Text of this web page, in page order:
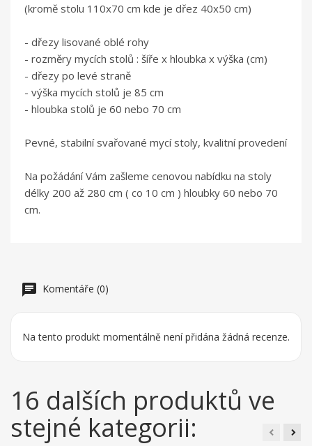
(kromě stolu 110x70 cm kde je dřez 40x50 cm)
- dřezy lisované oblé rohy
- rozměry mycích stolů : šíře x hloubka x výška (cm)
- dřezy po levé straně
- výška mycích stolů je 85 cm
- hloubka stolů je 60 nebo 70 cm
Pevné, stabilní svařované mycí stoly, kvalitní provedení
Na požádání Vám zašleme cenovou nabídku na stoly
délky 200 až 280 cm ( co 10 cm ) hloubky 60 nebo 70
cm.
Komentáře (0)
Na tento produkt momentálně není přidána žádná recenze.
16 dalších produktů ve
stejné kategorii: